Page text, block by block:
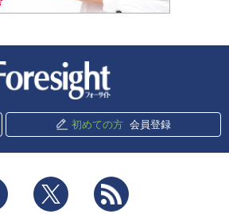
初めての方 会員登録
Facebook Twitter